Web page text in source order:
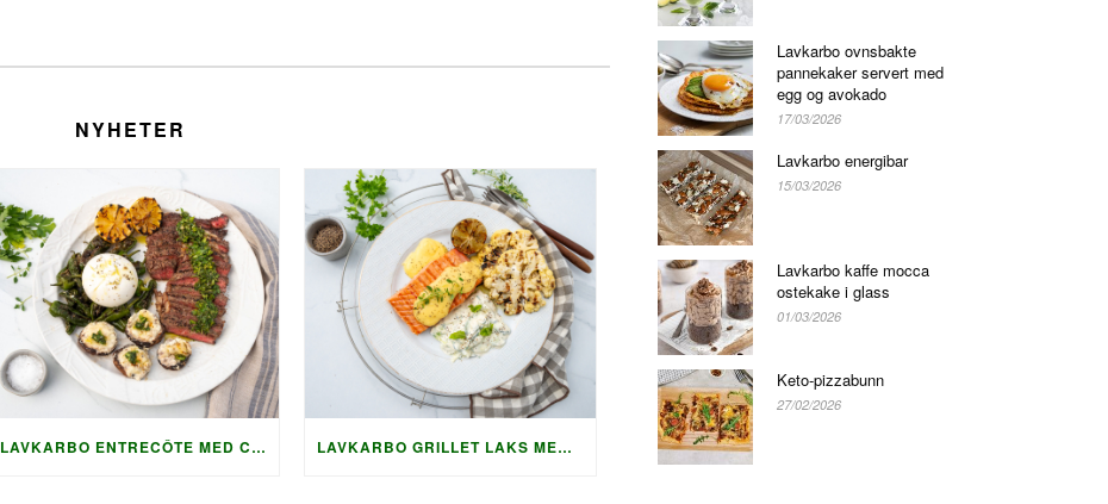
NYHETER
LAVKARBO ENTRECÔTE MED CHIMICHURRI OG GRILLET TILBEHØR LAVKARBO GRILLET LAKS MED HOLLANDAISE OG KREMET AGURKSALAT
Lavkarbo ovnsbakte
pannekaker servert med
egg og avokado
17/03/2026
Lavkarbo energibar
15/03/2026
Lavkarbo kaffe mocca
ostekake i glass
01/03/2026
Keto-pizzabunn
27/02/2026